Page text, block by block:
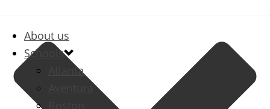
About us
Schools
Atlanta
Aventura